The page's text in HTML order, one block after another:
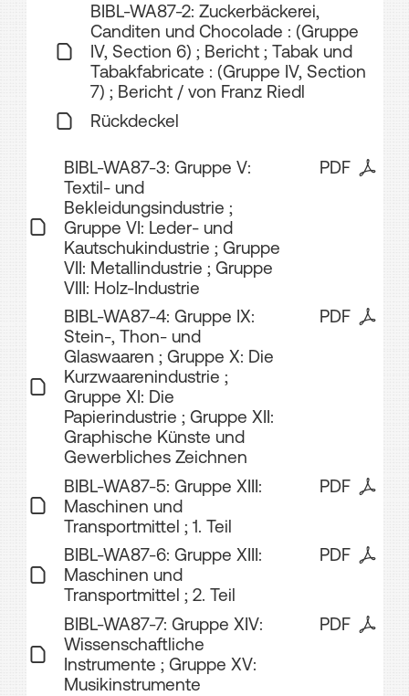
BIBL-WA87-2: Zuckerbäckerei,
Canditen und Chocolade : (Gruppe
IV, Section 6) ; Bericht ; Tabak und
Tabakfabricate : (Gruppe IV, Section
7) ; Bericht / von Franz Riedl
Rückdeckel
PDF
BIBL-WA87-3: Gruppe V:
Textil- und
Bekleidungsindustrie ;
Gruppe VI: Leder- und
Kautschukindustrie ; Gruppe
VII: Metallindustrie ; Gruppe
VIII: Holz-Industrie
PDF
BIBL-WA87-4: Gruppe IX:
Stein-, Thon- und
Glaswaaren ; Gruppe X: Die
Kurzwaarenindustrie ;
Gruppe XI: Die
Papierindustrie ; Gruppe XII:
Graphische Künste und
Gewerbliches Zeichnen
PDF
BIBL-WA87-5: Gruppe XIII:
Maschinen und
Transportmittel ; 1. Teil
PDF
BIBL-WA87-6: Gruppe XIII:
Maschinen und
Transportmittel ; 2. Teil
PDF
BIBL-WA87-7: Gruppe XIV:
Wissenschaftliche
Instrumente ; Gruppe XV:
Musikinstrumente